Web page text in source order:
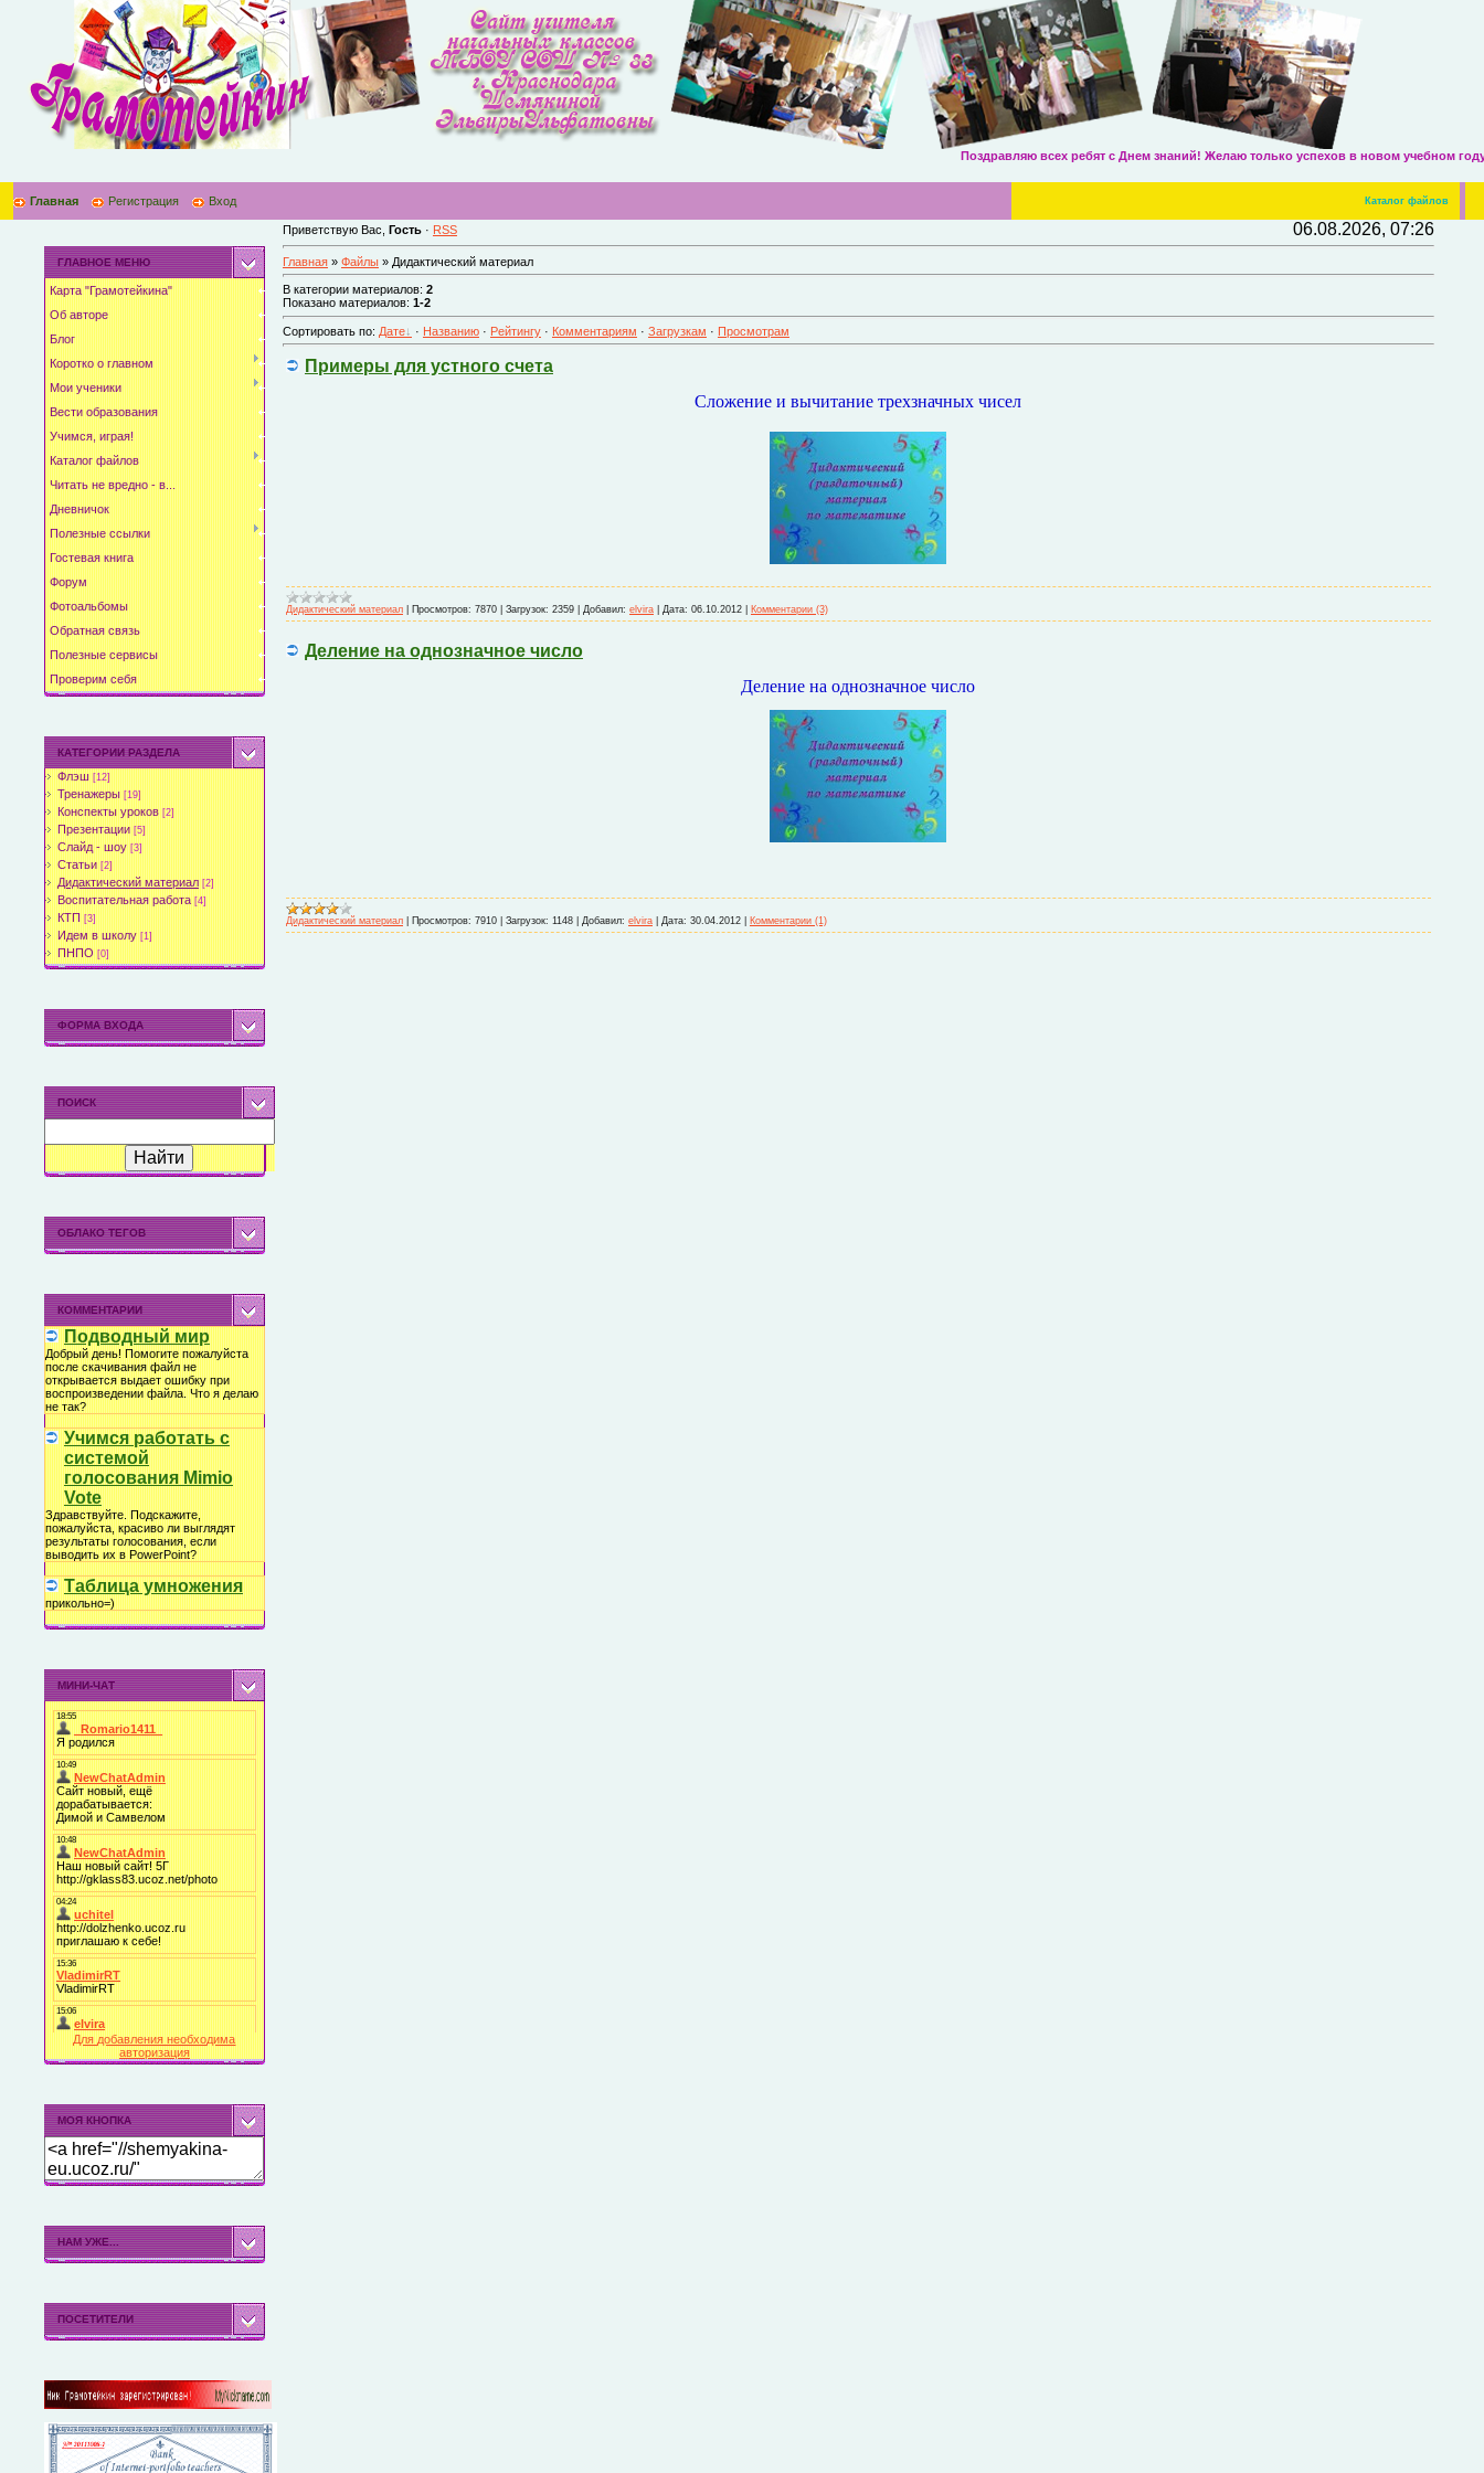
Поздравляю всех ребят с Днем знаний! Желаю только успехов в новом учебном году!
Главная Регистрация Вход Каталог файлов
ГЛАВНОЕ МЕНЮ
Карта "Грамотейкина"
Об авторе
Блог
Коротко о главном
Мои ученики
Вести образования
Учимся, играя!
Каталог файлов
Читать не вредно - в...
Дневничок
Полезные ссылки
Гостевая книга
Форум
Фотоальбомы
Обратная связь
Полезные сервисы
Проверим себя
КАТЕГОРИИ РАЗДЕЛА
Флэш [12]
Тренажеры [19]
Конспекты уроков [2]
Презентации [5]
Слайд - шоу [3]
Статьи [2]
Дидактический материал [2]
Воспитательная работа [4]
КТП [3]
Идем в школу [1]
ПНПО [0]
ФОРМА ВХОДА
ПОИСК
ОБЛАКО ТЕГОВ
КОММЕНТАРИИ
Подводный мир
Добрый день! Помогите пожалуйста
после скачивания файл не
открывается выдает ошибку при
воспроизведении файла. Что я делаю
не так?
Учимся работать с
системой
голосования Mimio
Vote
Здравствуйте. Подскажите,
пожалуйста, красиво ли выглядят
результаты голосования, если
выводить их в PowerPoint?
Таблица умножения
прикольно=)
МИНИ-ЧАТ
Для добавления необходима
авторизация
МОЯ КНОПКА
НАМ УЖЕ...
ПОСЕТИТЕЛИ
Приветствую Вас Гость· RSS 06.08.2026, 07:26
Главная» Файлы» Дидактический материал
В категории материалов: 2
Показано материалов: 1-2
Сортировать по: Дате · Названию· Рейтингу· Комментариям · Загрузкам · Просмотрам
Примеры для устного счета
Сложение и вычитание трехзначных чисел
Дидактический материал| Просмотров: 7870| Загрузок: 2359| Добавил: elvira| Дата: 06.10.2012 Комментарии (3)
Деление на однозначное число
Деление на однозначное число
Дидактический материал| Просмотров: 7910| Загрузок: 1148| Добавил: elvira| Дата: 30.04.2012 Комментарии (1)